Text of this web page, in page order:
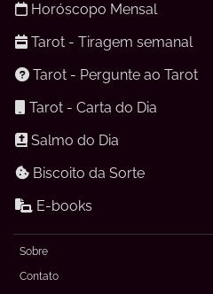
Horóscopo Mensal
Tarot - Tiragem semanal
Tarot - Pergunte ao Tarot
Tarot - Carta do Dia
Salmo do Dia
Biscoito da Sorte
E-books
Sobre
Contato